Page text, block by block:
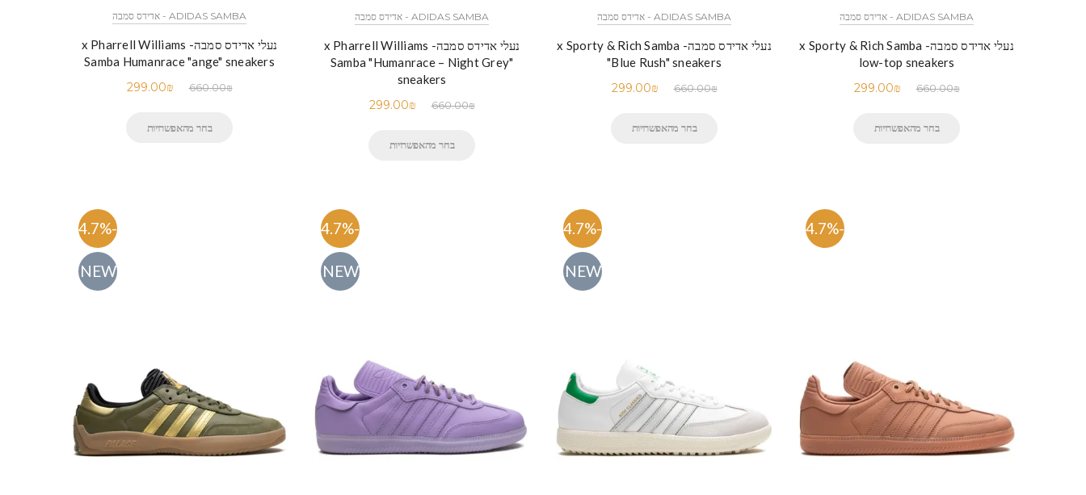
ADIDAS SAMBA - אדידס סמבה
נעלי אדידס סמבה- x Pharrell Williams
Samba Humanrace "ange" sneakers
660.00₪
299.00₪
בחר מהאפשרויות
ADIDAS SAMBA - אדידס סמבה
נעלי אדידס סמבה- x Pharrell Williams
Samba "Humanrace – Night Grey"
sneakers
660.00₪
299.00₪
בחר מהאפשרויות
ADIDAS SAMBA - אדידס סמבה
נעלי אדידס סמבה- x Sporty & Rich Samba
"Blue Rush" sneakers
660.00₪
299.00₪
בחר מהאפשרויות
ADIDAS SAMBA - אדידס סמבה
נעלי אדידס סמבה- x Sporty & Rich Samba
low-top sneakers
660.00₪
299.00₪
בחר מהאפשרויות
-54.7%
NEW
-54.7%
NEW
-54.7%
NEW
-54.7%